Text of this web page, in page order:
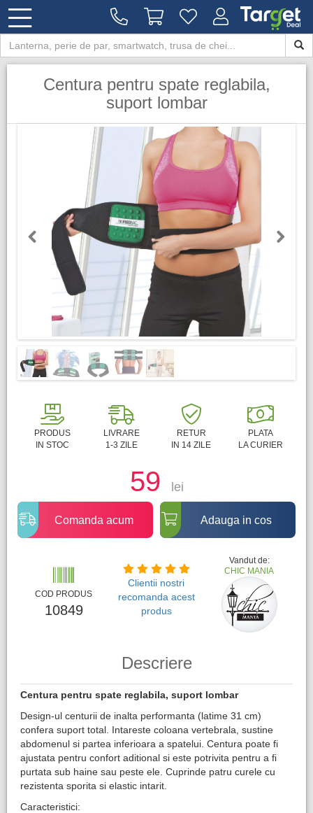
Centura pentru spate reglabila,
suport lombar
PRODUS
IN STOC
LIVRARE
1-3 ZILE
RETUR
IN 14 ZILE
PLATA
LA CURIER
59 lei
Comanda acum Adauga in cos
COD PRODUS
10849
Clientii nostri
recomanda acest
produs
Vandut de:
CHIC MANIA
Descriere
Centura pentru spate reglabila, suport lombar
Design-ul centurii de inalta performanta (latime 31 cm)
confera suport total. Intareste coloana vertebrala, sustine
abdomenul si partea inferioara a spatelui. Centura poate fi
ajustata pentru confort aditional si este potrivita pentru a fi
purtata sub haine sau peste ele. Cuprinde patru curele cu
rezistenta sporita si elastic intarit.
Caracteristici: